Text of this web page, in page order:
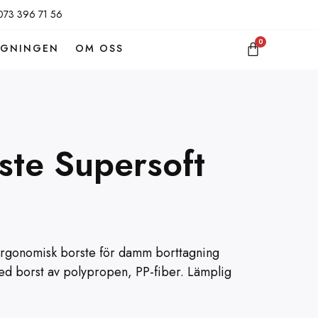
396 71 56
OM OSS 0
Supersoft
borste för damm borttagning
borst av polypropen, PP-fiber. Lämplig